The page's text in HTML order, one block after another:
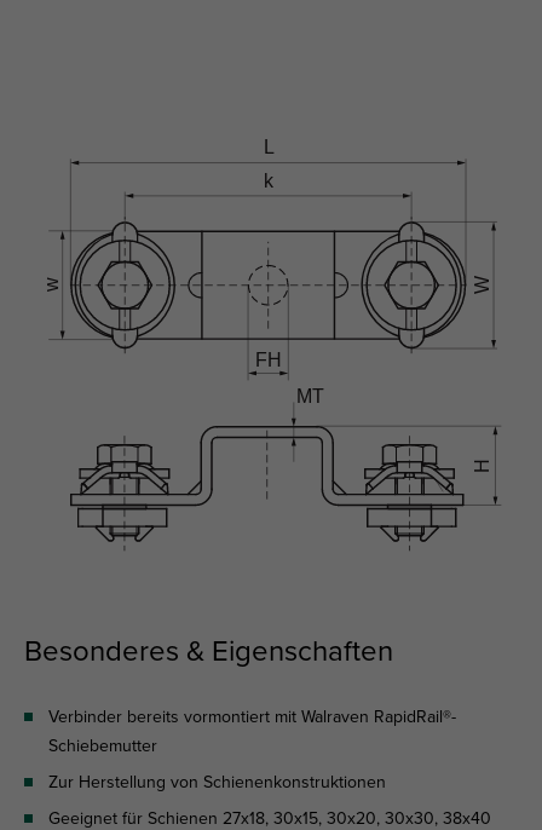
Besonderes & Eigenschaften
Verbinder bereits vormontiert mit Walraven RapidRail®-
Schiebemutter
Zur Herstellung von Schienenkonstruktionen
Geeignet für Schienen 27x18, 30x15, 30x20, 30x30, 38x40